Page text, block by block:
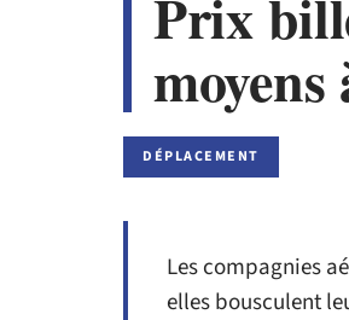
Prix
DÉPLACEMENT
Les compagnies
elles bousculent